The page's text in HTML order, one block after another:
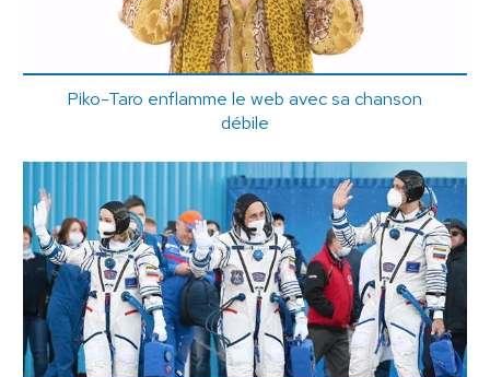
Piko-Taro enflamme le web avec sa chanson
débile